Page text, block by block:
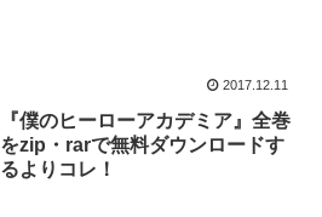
2017.12.11
『僕のヒーローアカデミア』全巻
をzip・rarで無料ダウンロードす
るよりコレ！